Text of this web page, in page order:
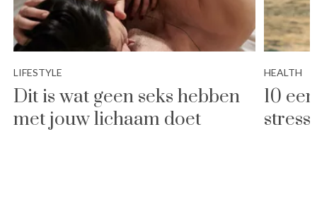
LIFESTYLE
Dit is wat geen seks hebben
met jouw lichaam doet
HEALTH
10